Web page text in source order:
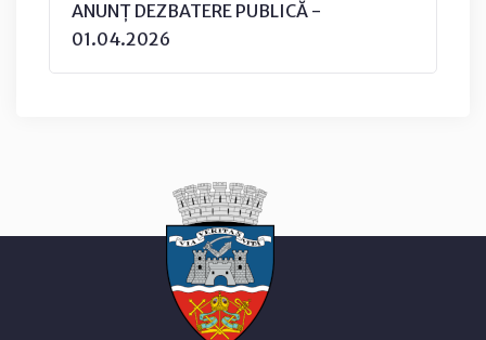
ANUNȚ DEZBATERE PUBLICĂ -
01.04.2026